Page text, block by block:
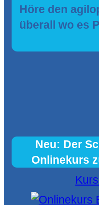
Höre den
überall wo es
Neu: Der
Onlinekurs